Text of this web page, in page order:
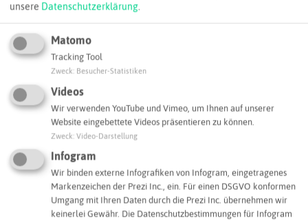
Leaflet OpenStreetMap contributors |
Adresse:
Umschlag Terminal Marl GmbH & Co. KG
Paul-Baumann-Straße 1
45772 Marl
unsere Datenschutzerklärung.
Matomo
Tracking Tool
Zweck Besucher-Statistiken
Videos
Wir verwenden YouTube und Vimeo, um Ihnen auf unserer
Website eingebettete Videos präsentieren zu können.
Zweck Video-Darstellung
Infogram
Wir binden externe Infografiken von Infogram, eingetragenes
Markenzeichen der Prezi Inc., ein. Für einen DSGVO konformen
Umgang mit Ihren Daten durch die Prezi Inc. übernehmen wir
keinerlei Gewähr. Die Datenschutzbestimmungen für Infogram